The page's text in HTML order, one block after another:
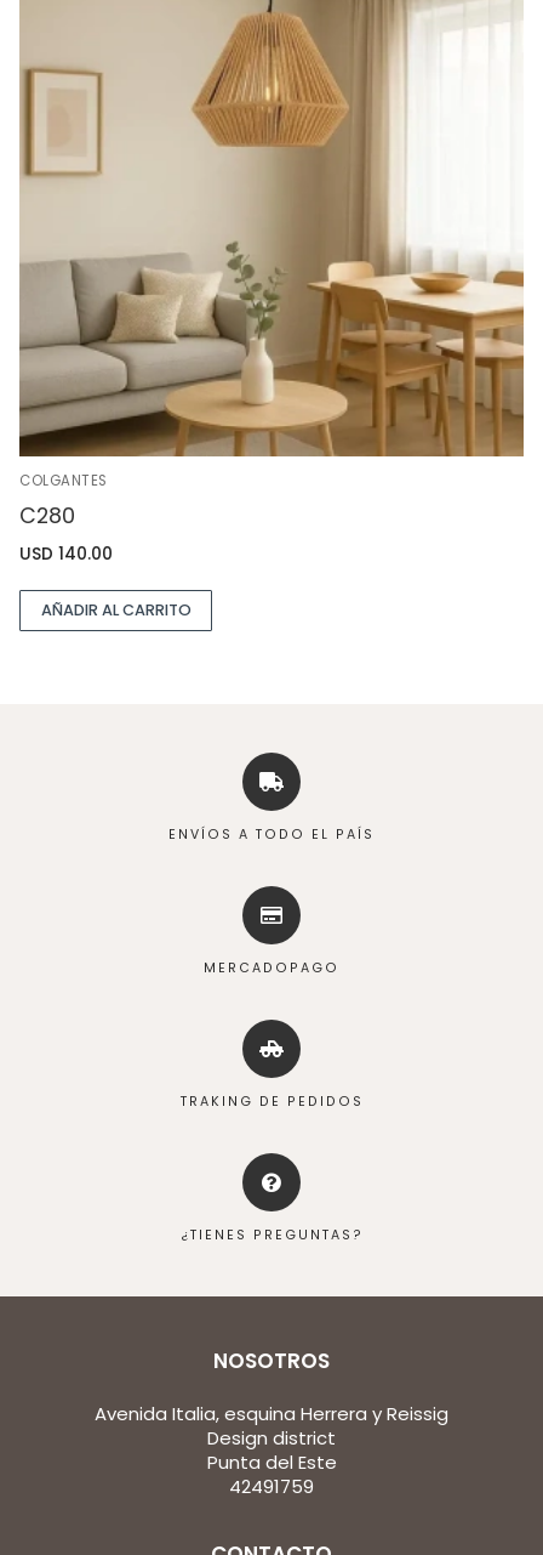
COLGANTES
C280
USD 140.00
AÑADIR AL CARRITO
ENVÍOS A TODO EL PAÍS
MERCADOPAGO
TRAKING DE PEDIDOS
¿TIENES PREGUNTAS?
NOSOTROS
Avenida Italia, esquina Herrera y Reissig
Design district
Punta del Este
42491759